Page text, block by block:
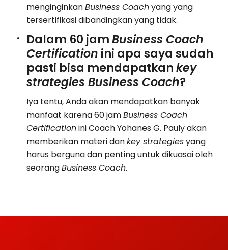
menginginkanBusiness Coachyang yang
tersertifikasi dibandingkan yang tidak.
Dalam 60 jamBusiness Coach
Certification ini apa saya sudah
pasti bisa mendapatkankey
strategies Business Coach?
Iya tentu, Anda akan mendapatkan banyak
manfaat karena 60 jamBusiness Coach
Certificationini Coach Yohanes G. Pauly akan
memberikan materi dankey strategiesyang
harus berguna dan penting untuk dikuasai oleh
seorangBusiness Coach.